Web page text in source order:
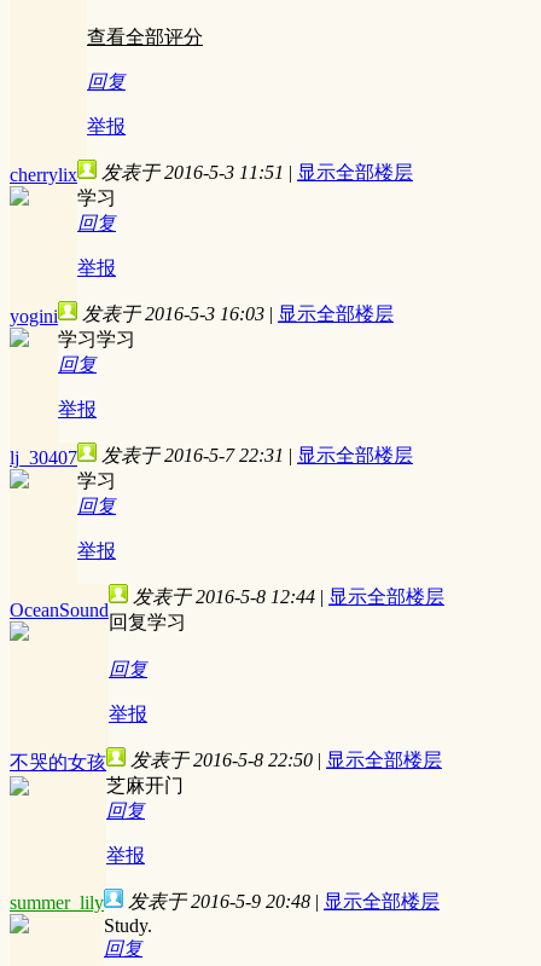
查看全部评分
回复
举报
cherrylix 发表于 2016-5-3 11:51 | 显示全部楼层
学习
回复
举报
yogini 发表于 2016-5-3 16:03 | 显示全部楼层
学习学习
回复
举报
lj_30407 发表于 2016-5-7 22:31 | 显示全部楼层
学习
回复
举报
OceanSound
发表于 2016-5-8 12:44 | 显示全部楼层
回复学习
回复
举报
不哭的女孩 发表于 2016-5-8 22:50 | 显示全部楼层
芝麻开门
回复
举报
summer_lily 发表于 2016-5-9 20:48 | 显示全部楼层
Study.
回复